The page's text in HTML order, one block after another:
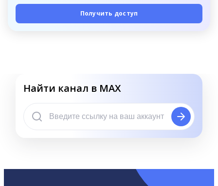
Получить доступ
Найти канал в MAX